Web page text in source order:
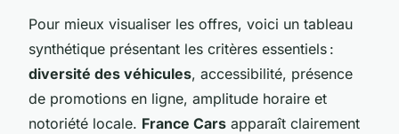
Pour mieux visualiser les offres, voici un tableau
synthétique présentant les critères essentiels :
diversité des véhicules, accessibilité, présence
de promotions en ligne, amplitude horaire et
notoriété locale. France Cars apparaît clairement